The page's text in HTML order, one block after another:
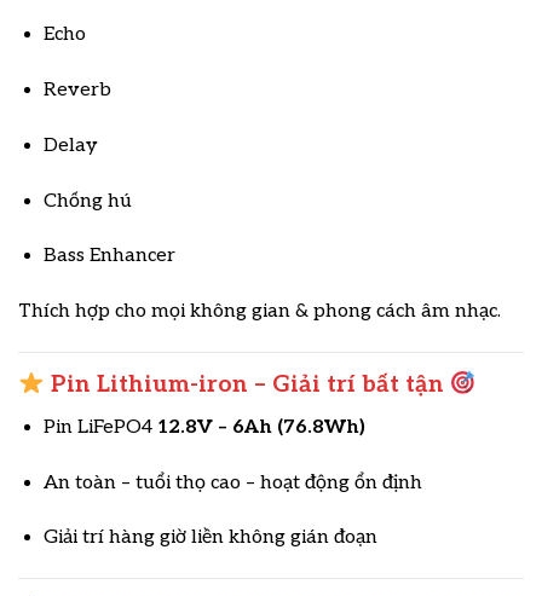
Echo
Reverb
Delay
Chống hú
Bass Enhancer
Thích hợp cho mọi không gian & phong cách âm nhạc.
Pin Lithium-iron – Giải trí bất tận
Pin LiFePO4 12.8V – 6Ah (76.8Wh)
An toàn – tuổi thọ cao – hoạt động ổn định
Giải trí hàng giờ liền không gián đoạn